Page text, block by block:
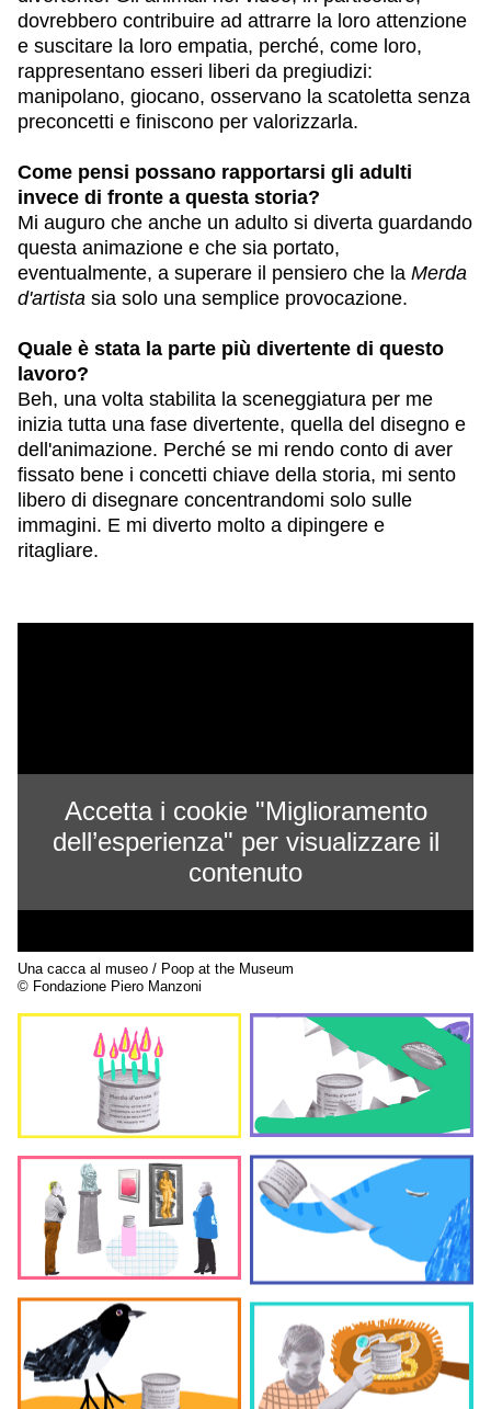
dovrebbero contribuire ad attrarre la loro attenzione
e suscitare la loro empatia, perché, come loro,
rappresentano esseri liberi da pregiudizi:
manipolano, giocano, osservano la scatoletta senza
preconcetti e finiscono per valorizzarla.
Come pensi possano rapportarsi gli adulti
invece di fronte a questa storia?
Mi auguro che anche un adulto si diverta guardando
questa animazione e che sia portato,
eventualmente, a superare il pensiero che la Merda
d'artista sia solo una semplice provocazione.
Quale è stata la parte più divertente di questo
lavoro?
Beh, una volta stabilita la sceneggiatura per me
inizia tutta una fase divertente, quella del disegno e
dell'animazione. Perché se mi rendo conto di aver
fissato bene i concetti chiave della storia, mi sento
libero di disegnare concentrandomi solo sulle
immagini. E mi diverto molto a dipingere e
ritagliare.
Accetta i cookie "Miglioramento
dell’esperienza" per visualizzare il
contenuto
Una cacca al museo / Poop at the Museum
© Fondazione Piero Manzoni